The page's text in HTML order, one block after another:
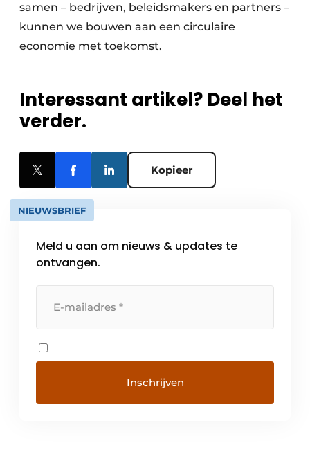
samen – bedrijven, beleidsmakers en partners –
kunnen we bouwen aan een circulaire
economie met toekomst.
Interessant artikel? Deel het
verder.
Kopieer
NIEUWSBRIEF
Meld u aan om nieuws & updates te
ontvangen.